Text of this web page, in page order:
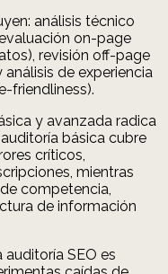
análisis técnico
on-page
revisión off-page
de experiencia
friendliness).
y avanzada radica
básica cubre
críticos,
mientras
competencia,
de información
SEO es